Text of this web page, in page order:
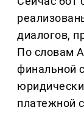
диалогов,
По словам
финальной
платежной